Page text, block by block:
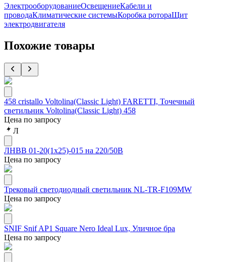
ЭлектрооборудованиеОсвещениеКабели и
проводаКлиматические системыКоробка ротораЩит
электродвигателя
Похожие товары
458 cristallo Voltolina(Classic Light) FARETTI, Точечный
светильник Voltolina(Classic Light) 458
Цена по запросу
Л
ЛНВВ 01-20(1х25)-015 на 220/50В
Цена по запросу
Трековый светодиодный светильник NL-TR-F109MW
Цена по запросу
SNIF Snif AP1 Square Nero Ideal Lux, Уличное бра
Цена по запросу